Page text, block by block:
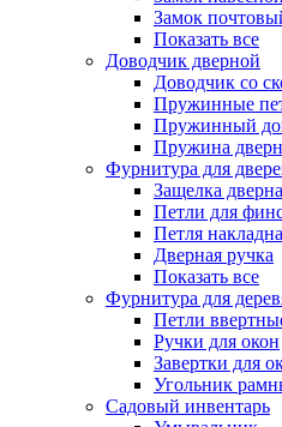
Замок
Показать все
Доводчик дверной
Доводчик со
Пружинные
Пружинный
Пружина
Фурнитура для
Защелка
Петли для
Петля
Дверная ручка
Показать все
Фурнитура для
Петли
Ручки для окон
Завертки для
Угольник
Садовый инвентарь